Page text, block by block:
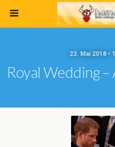
23. Mai 2018 •
Royal Wedding –